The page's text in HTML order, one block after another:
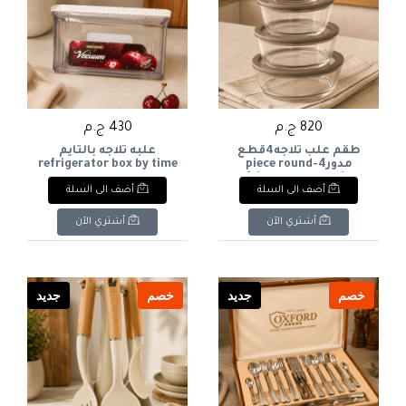
820 ج.م
طقم علب ثلاجه4قطع
مدور4-piece round
refrigerator container
set
أضف الى السلة
أشتري الآن
430 ج.م
علبه ثلاجه بالتايم
refrigerator box by time
أضف الى السلة
أشتري الآن
خصم جديد خصم جديد